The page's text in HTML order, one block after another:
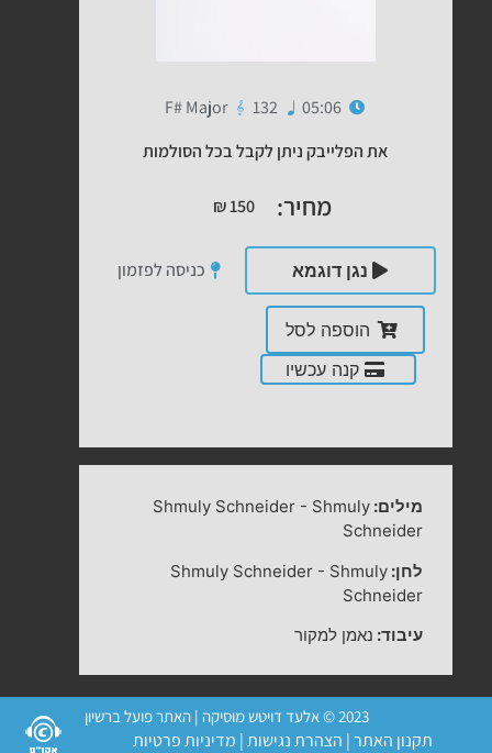
05:06
132
F# Major
את הפלייבק ניתן לקבל בכל הסולמות
מחיר: ₪150
נגן דוגמא כניסה לפזמון
הוספה לסל
קנה עכשיו
מילים: Shmuly Schneider- Shmuly
Schneider
לחן:
Shmuly Schneider- Shmuly
Schneider
עיבוד: נאמן למקור
2023 © אלעד דויטש מוסיקה | האתר פועל ברשיון
תקנון האתר| הצהרת נגישות| מדיניות פרטיות